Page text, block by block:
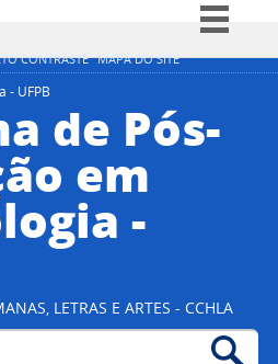
CONTRASTE MAPA DO SITE
Simplifique!
Participe
Legislação
Canais
- UFPB
de Pós-
em
-
LETRAS E ARTES - CCHLA